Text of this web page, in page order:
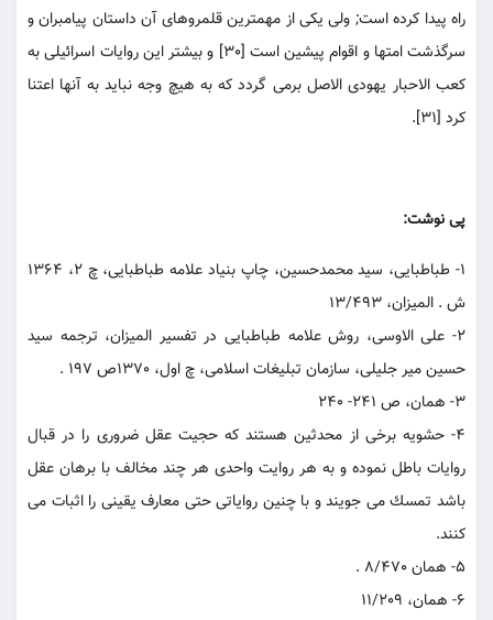
راه پيدا كرده است; ولى يكى از مهمترين قلمروهاى آن داستان پيامبران و
سرگذشت امتها و اقوام پيشين است [30] و بيشتر اين روايات اسرائيلى به
كعب الاحبار يهودى الاصل برمی گردد كه به هيچ وجه نبايد به آنها اعتنا
كرد [31].
پی نوشت:
1- طباطبايى، سيد محمدحسين، چاپ بنياد علامه طباطبايى، چ 2، 1364
ش . الميزان، 13/493
2- على الاوسى، روش علامه طباطبايى در تفسير الميزان، ترجمه سيد
حسين مير جليلى، سازمان تبليغات اسلامى، چ اول، 1370ص 197 .
3- همان، ص 241- 240
4- حشويه برخى از محدثين هستند كه حجيت عقل ضرورى را در قبال
روايات باطل نموده و به هر روايت واحدى هر چند مخالف با برهان عقل
باشد تمسك مى ‏جويند و با چنين رواياتى حتى معارف يقينى را اثبات مى
‏كنند.
5- همان 8/470 .
6- همان، 11/209